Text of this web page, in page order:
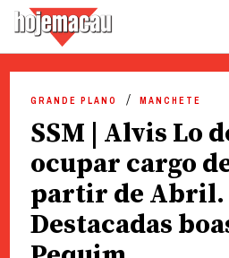
content
GRANDE PLANO MANCHETE
SSM | Alvis Lo
ocupar cargo
partir de Abril.
Destacadas